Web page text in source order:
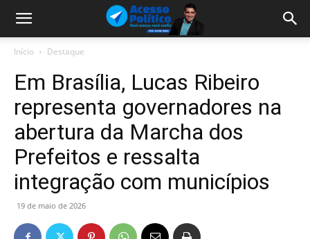
Início Destaque
Em Brasília, Lucas Ribeiro
representa governadores na
abertura da Marcha dos
Prefeitos e ressalta
integração com municípios
19 de maio de 2026